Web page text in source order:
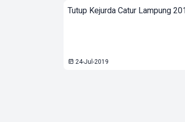
Tutup Kejurda Catur Lampung
24-Jul-2019